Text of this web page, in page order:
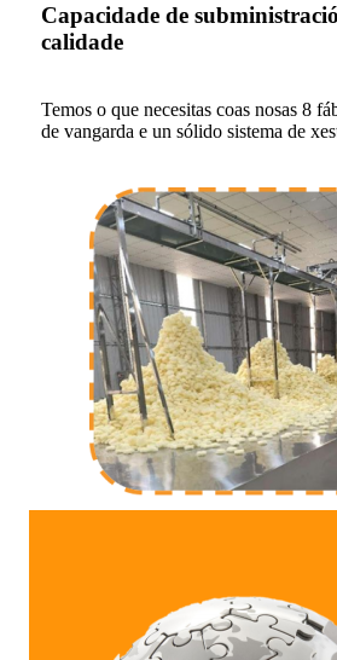
Capacidade de
calidade
Temos o que necesitas coas nosas 8
de vangarda e un sólido sistema de